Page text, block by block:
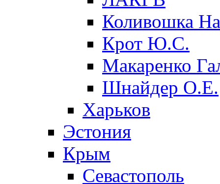
Коливошка
Крот Ю.С.
Макаренко
Шнайдер О.Е.
Харьков
Эстония
Крым
Севастополь